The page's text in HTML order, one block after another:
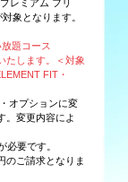
レミアム フリ
象となります。
題コース
たします。＜対象
FIT・
オプションに変
。変更内容によ
要です。
のご請求となりま